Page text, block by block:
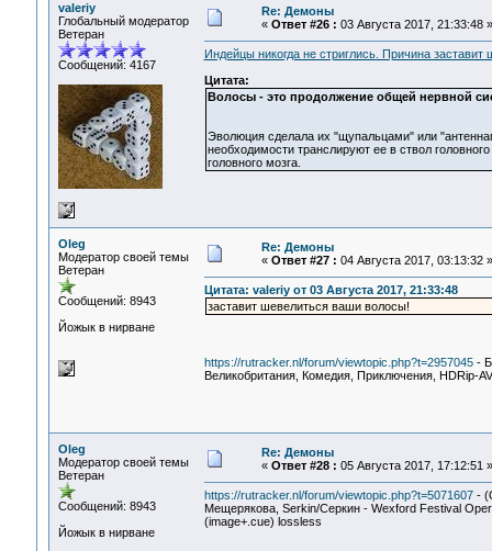
valeriy
Глобальный модератор
Ветеран
Сообщений: 4167
Re: Демоны
« Ответ #26 : 03 Августа 2017, 21:33:48 »
Индейцы никогда не стриглись. Причина
Цитата:
Волосы - это продолжение общей нервной
Эволюция сделала их "щупальцами" или
необходимости транслируют ее в ствол
головного мозга.
Oleg
Модератор своей темы
Ветеран
Сообщений: 8943
Йожык в нирване
Re: Демоны
« Ответ #27 : 04 Августа 2017, 03:13:32 »
Цитата: valeriy от 03 Августа 2017, 21:33:48
заставит шевелиться ваши волосы!
https://rutracker.nl/forum/viewtopic.php?t=2957045-
Великобритания, Комедия, Приключения, HDRip-
Oleg
Модератор своей темы
Ветеран
Сообщений: 8943
Йожык в нирване
Re: Демоны
« Ответ #28 : 05 Августа 2017, 17:12:51 »
https://rutracker.nl/forum/viewtopic.php?t=5071607-
Мещерякова, Serkin/Серкин - Wexford Festival
(image+.cue) lossless